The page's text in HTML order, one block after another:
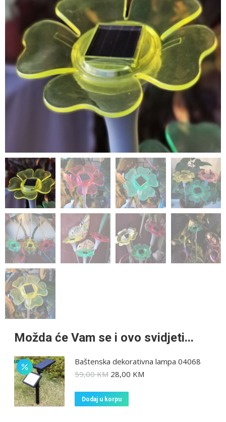
Možda će Vam se i ovo svidjeti...
Baštenska dekorativna lampa 04068
59,00KM 28,00 KM
Dodaj u korpu